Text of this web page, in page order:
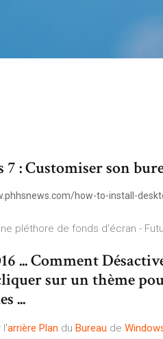
: Customiser son
how-to-install-
pléthore de fonds d'écran -
... Comment
sur un thème
...
l'arrière Plan du Bureau de